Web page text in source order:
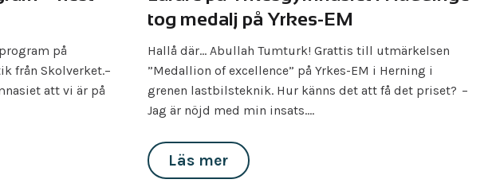
på
från Skolverket.–
att vi är på
tog medalj på Yrkes-EM
Hallå där… Abullah Tumturk! Grattis till utmärkelsen
”Medallion of excellence” på Yrkes-EM i Herning i
grenen lastbilsteknik. Hur känns det att få det priset? –
Jag är nöjd med min insats.…
Läs mer